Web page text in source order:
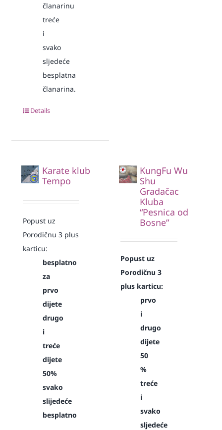
članarinu
treće
i
svako
sljedeće
besplatna
članarina.
Details
Karate klub
Tempo
Popust uz
Porodičnu 3 plus
karticu:
besplatno
za
prvo
dijete
drugo
i
treće
dijete
50%
svako
slijedeće
besplatno
KungFu Wu
Shu
Gradačac
Kluba
“Pesnica od
Bosne”
Popust uz
Porodičnu 3
plus karticu:
prvo
i
drugo
dijete
50
%
treće
i
svako
sljedeće